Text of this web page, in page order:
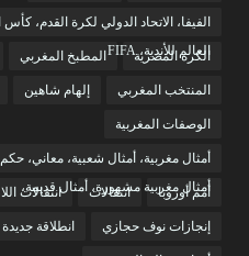
الفيفا، الاتحاد الدولي لكرة القدم،
العالم للأندية، FIFA
الكرة المصرية المطبخ المغربي
المنتخب المغربي إلهام شاهين
الوصفات المغربية
أمثال مغربية، أمثال شعبية، معاني،
أمثال مغربية مشهورة، أمثال قديمة،
أمم أوروبا انتقالات انتقالات
إنجازات نوف حجازي انطلاقة جديدة